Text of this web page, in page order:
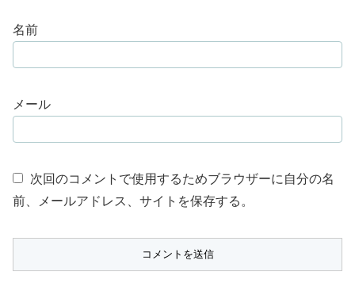
名前
メール
次回のコメントで使用するためブラウザーに自分の名
前、メールアドレス、サイトを保存する。